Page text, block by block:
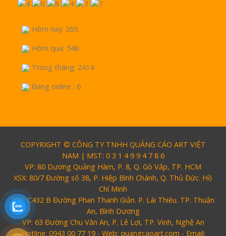
Hôm nay: 265
Hôm qua: 548
Trong tháng: 2414
Đang online : 6
COPYRIGHT © CÔNG TY TNHH QUẢNG CÁO ART VIỆT
NAM | MST: 0 3 1 4 9 9 4 7 8 6
VP: 80 Dương Quảng Hàm, P. 8, Q. Gò Vấp, TP. HCM
XSX: 80/7 Đường số 38, P. Hiệp Bình Chánh, Q. Thủ Đức. Hồ
Chí Minh
XSX: C432 B Đường Phan Thanh Giản. P. Lái Thiêu. TP. Thuận
An, Bình Dương
VP: 63 Đường Chu Văn An, P. Lê Lợi, TP. Vinh, Nghệ An
Hotline: 0943 00 77 19 - Web: quangcaoart.com - Email: